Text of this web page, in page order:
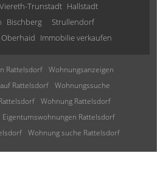
Viereth-Trunstadt Hallstadt
Bischberg
Strullendorf
Oberhaid Immobilie verkaufen
Rattelsdorf Wohnungsanzeigen
Rattelsdorf Wohnungssuche
Wohnung Rattelsdorf
Eigentumswohnungen Rattelsdorf
Wohnung suche Rattelsdorf